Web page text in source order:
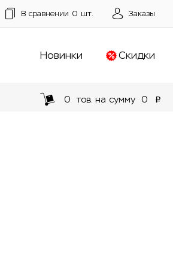
В сравнении 0 шт. Заказы
Новинки Скидки
0 тов. на сумму 0 p